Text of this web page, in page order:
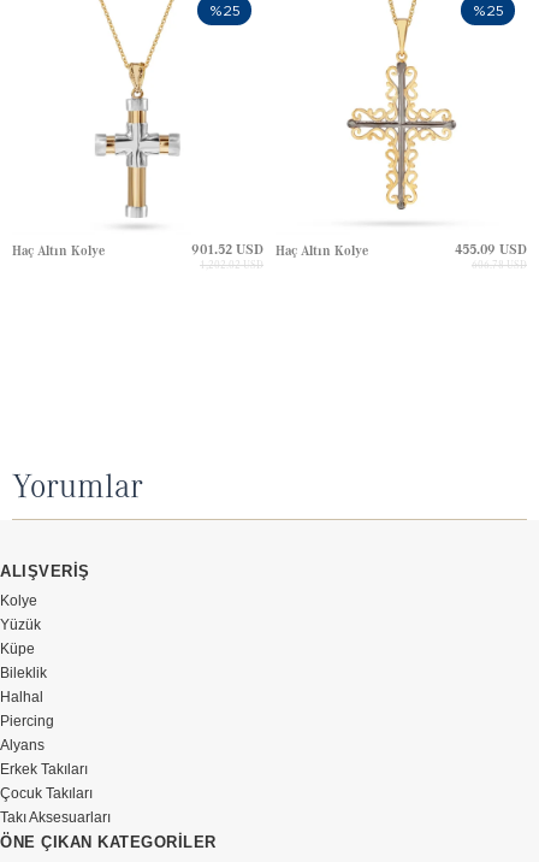
Haç Altın Kolye 901.52 USD
1,202.02 USD
%25
Haç Altın Kolye 455.09 USD
606.78 USD
%25
Yorumlar
ALIŞVERİŞ
Kolye
Yüzük
Küpe
Bileklik
Halhal
Piercing
Alyans
Erkek Takıları
Çocuk Takıları
Takı Aksesuarları
ÖNE ÇIKAN KATEGORİLER